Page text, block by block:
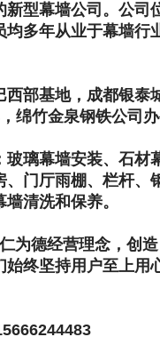
型幕墙公司。公司
多年从业于幕墙行
部基地，成都银泰
绵竹金泉钢铁公司办
璃幕墙安装、石材
门厅雨棚、栏杆、
清洗和保养。
为德经营理念，创
终坚持用户至上用